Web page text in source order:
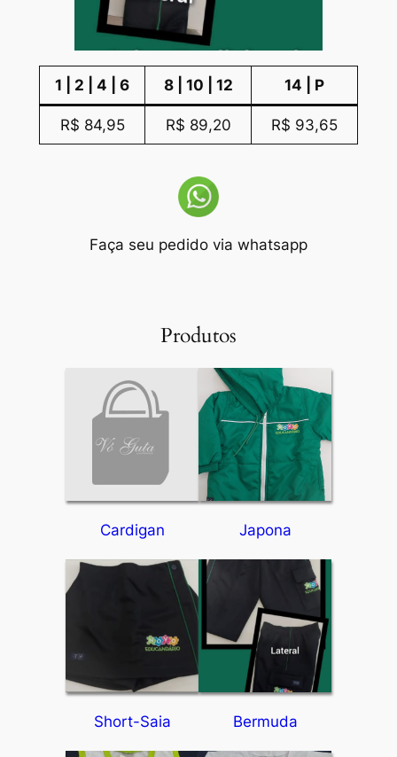
1 | 2 | 4 | 6 8 | 10 | 12 14 | P
R$ 84,95 R$ 89,20 R$ 93,65
Faça seu pedido via whatsapp
Produtos
Cardigan Japona
Short-Saia Bermuda